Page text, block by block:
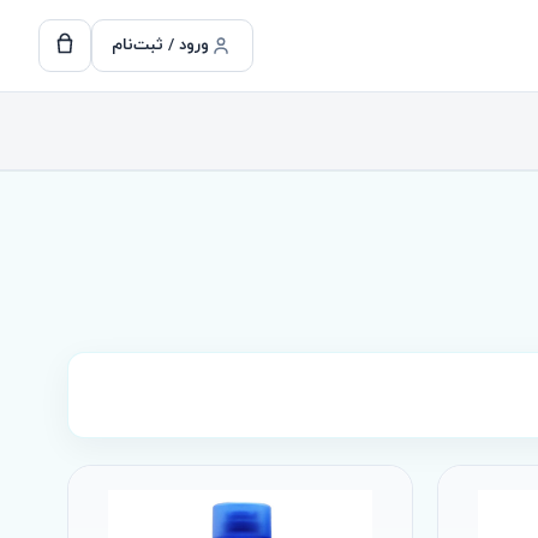
ورود / ثبت‌نام